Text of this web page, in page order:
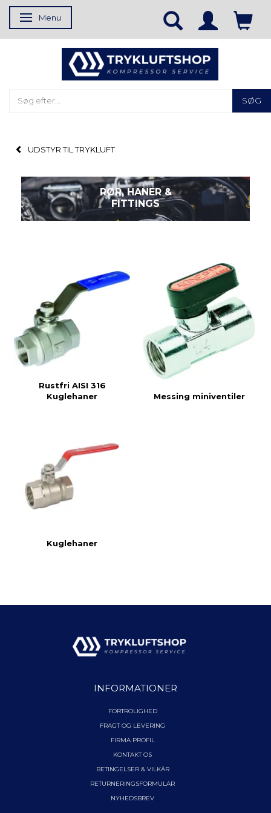
Skifte navigation
Menu
SØG
UDSTYR TIL TRYKLUFT
RØR, HANER &
FITTINGS
Rustfri AISI 316
Kuglehaner
Messing miniventiler
Kuglehaner
INFORMATIONER
FORTROLIGHED
FRAGT OG LEVERING
FIRMA PROFIL
KONTAKT OS
BETINGELSER & VILKÅR
RETURNERINGSFORMULAR
NYHEDSBREV